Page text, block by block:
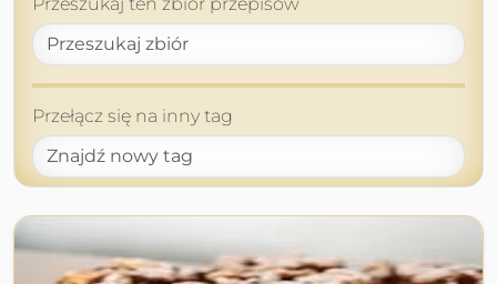
Przeszukaj ten zbiór przepisów
Przełącz się na inny tag